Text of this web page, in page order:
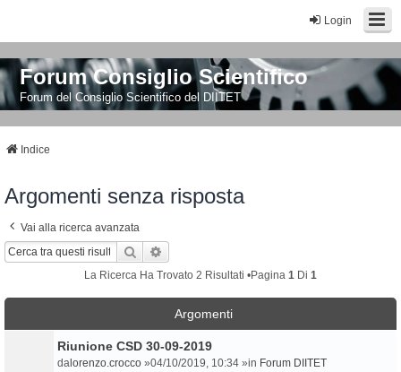
Login
Forum Consiglio Scientifico
Forum del Consiglio Scientifico del DIITET
Indice
Argomenti senza risposta
Vai alla ricerca avanzata
Cerca
La Ricerca Ha Trovato 2 Risultati •Pagina 1 Di 1
Argomenti
Riunione CSD 30-09-2019
da lorenzo.crocco »04/10/2019, 10:34 »in Forum DIITET